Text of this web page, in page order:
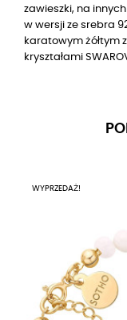
zawieszki, na
w wersji ze srebra
karatowym żółtym
kryształami
WYPRZEDAŻ!